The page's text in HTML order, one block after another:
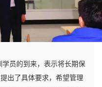
员的到来，表示将长期保
出了具体要求，希望管理